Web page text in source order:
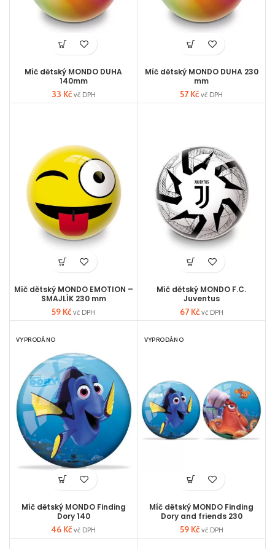
Míč dětský MONDO DUHA
140mm
33 Kč vč DPH
Míč dětský MONDO DUHA 230
mm
57Kč vč DPH
Míč dětský MONDO EMOTION –
SMAJLÍK 230 mm
59 Kč vč DPH
Míč dětský MONDO F.C.
Juventus
67Kč vč DPH
VYPRODÁNO
Míč dětský MONDO Finding
Dory 140
46 Kč vč DPH
VYPRODÁNO
Míč dětský MONDO Finding
Dory and friends 230
59 Kč vč DPH